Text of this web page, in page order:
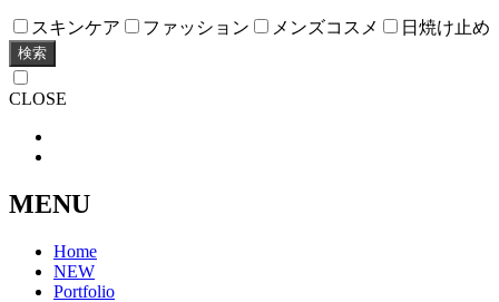
スキンケア ファッション メンズコスメ 日焼け止め
検索
CLOSE
MENU
Home
NEW
Portfolio